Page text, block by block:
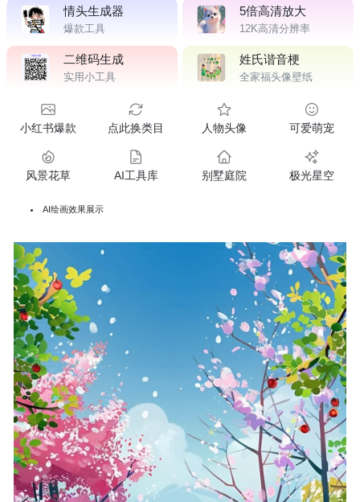
情头生成器
爆款工具
5倍高清放大
12K高清分辨率
二维码生成
实用小工具
姓氏谐音梗
全家福头像壁纸
小红书爆款 点此换类目 人物头像 可爱萌宠
风景花草 AI工具库 别墅庭院 极光星空
AI绘画效果展示